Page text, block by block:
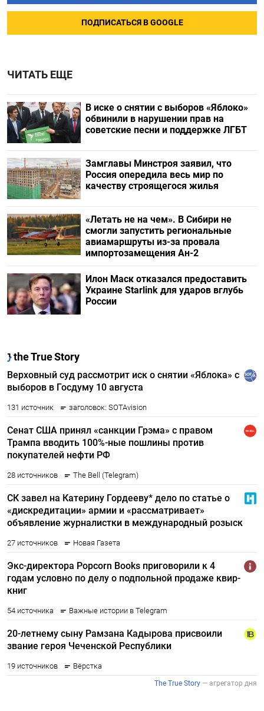
ПОДПИСАТЬСЯ В GOOGLE
ЧИТАТЬ ЕЩЕ
В иске о снятии с выборов «Яблоко»
обвинили в нарушении прав на
советские песни и поддержке ЛГБТ
Замглавы Минстроя заявил, что
Россия опередила весь мир по
качеству строящегося жилья
«Летать не на чем». В Сибири не
смогли запустить региональные
авиамаршруты из-за провала
импортозамещения Ан-2
Илон Маск отказался предоставить
Украине Starlink для ударов вглубь
России